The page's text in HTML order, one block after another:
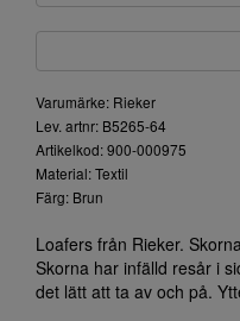
Varumärke: Rieker
Lev. artnr: B5265-64
Artikelkod: 900-000975
Material: Textil
Färg: Brun
Loafers från Rieker.
Skorna har infälld resår i
det lätt att ta av och på.